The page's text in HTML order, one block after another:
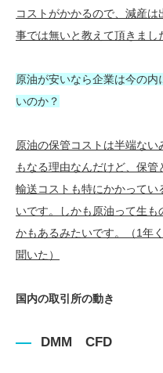
コストがかかるので、減産
事では無いと教えて頂きまし
原油が安いなら企業は今の
いのか？
原油の保管コストは半端な
もなる理由なんだけど、保管
輸送コストも特にかかってい
いです。しかも原油って生も
かもあるみたいです。（1年
聞いた）
国内の取引所の動き
DMM CFD